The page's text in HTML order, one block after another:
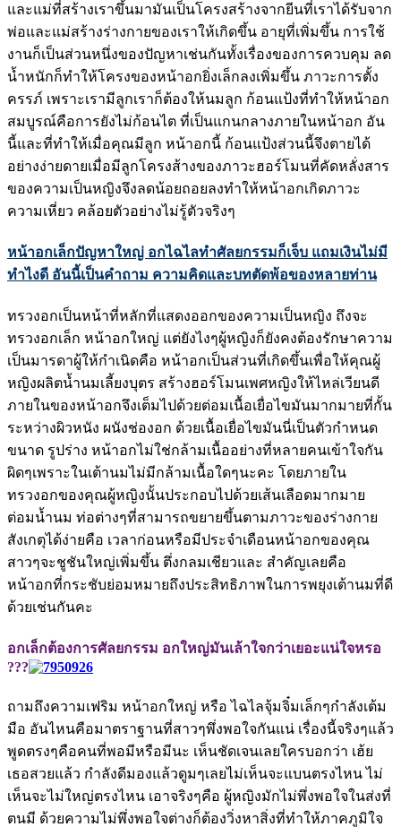
และแม่ที่สร้างเราขึ้นมามันเป็นโครงสร้างจากยีนที่เราได้รับจาก
พ่อและแม่สร้างร่างกายของเราให้เกิดขึ้น อายุที่เพิ่มขึ้น การใช้
งานก็เป็นส่วนหนึ่งของปัญหาเช่นกันทั้งเรื่องของการควบคุม ลด
น้ำหนักก็ทำให้โครงของหน้าอกยิ่งเล็กลงเพิ่มขึ้น ภาวะการตั้ง
ครรภ์ เพราะเรามีลูกเราก็ต้องให้นมลูก ก้อนแป้งที่ทำให้หน้าอก
สมบูรณ์คือการยังไม่ก้อนไต ที่เป็นแกนกลางภายในหน้าอก อัน
นี้และที่ทำให้เมื่อคุณมีลูก หน้าอกนี้ ก้อนแป้งส่วนนี้จึงตายได้
อย่างง่ายดายเมื่อมีลูกโครงส้างของภาวะฮอร์โมนที่คัดหลั่งสาร
ของความเป็นหญิงจึงลดน้อยถอยลงทำให้หน้าอกเกิดภาวะ
ความเหี่ยว คล้อยตัวอย่างไม่รู้ตัวจริงๆ
หน้าอกเล็กปัญหาใหญ่ อกไฉไลทำศัลยกรรมก็เจ็บ แถมเงินไม่มี
ทำไงดี อันนี้เป็นคำถาม ความคิดและบทตัดพ้อของหลายท่าน
ทรวงอกเป็นหน้าที่หลักที่แสดงออกของความเป็นหญิง ถึงจะ
ทรวงอกเล็ก หน้าอกใหญ่ แต่ยังไงๆผู้หญิงก็ยังคงต้องรักษาความ
เป็นมารดาผู้ให้กำเนิดคือ หน้าอกเป็นส่วนที่เกิดขึ้นเพื่อให้คุณผู้
หญิงผลิตน้ำนมเลี้ยงบุตร สร้างฮอร์โมนเพศหญิงให้ไหล่เวียนดี
ภายในของหน้าอกจึงเต็มไปด้วยต่อมเนื้อเยื่อไขมันมากมายที่กั้น
ระหว่างผิวหนัง ผนังช่องอก ด้วยเนื้อเยื่อไขมันนี่เป็นตัวกำหนด
ขนาด รูปร่าง หน้าอกไม่ใช่กล้ามเนื้ออย่างที่หลายคนเข้าใจกัน
ผิดๆเพราะในเต้านมไม่มีกล้ามเนื้อใดๆนะคะ โดยภายใน
ทรวงอกของคุณผู้หญิงนั้นประกอบไปด้วยเส้นเลือดมากมาย
ต่อมน้ำนม ท่อต่างๆที่สามารถขยายขึ้นตามภาวะของร่างกาย
สังเกตุได้ง่ายคือ เวลาก่อนหรือมีประจำเดือนหน้าอกของคุณ
สาวๆจะชูชันใหญ่เพิ่มขึ้น ตึ่งกลมเชียวและ สำคัญเลยคือ
หน้าอกที่กระชับย่อมหมายถึงประสิทธิภาพในการพยุงเต้านมที่ดี
ด้วยเช่นกันคะ
อกเล็กต้องการศัลยกรรม อกใหญ่มันเล้าใจกว่าเยอะแน่ใจหรอ
???
ถามถึงความเฟริม หน้าอกใหญ่ หรือ ไฉไลจุ้มจิ๋มเล็กๆกำลังเต้ม
มือ อันไหนคือมาตราฐานที่สาวๆพึ่งพอใจกันแน่ เรื่องนี้จริงๆแล้ว
พูดตรงๆคือคนที่พอมีหรือมีนะ เห็นชัดเจนเลยใครบอกว่า เฮ้ย
เธอสวยแล้ว กำลังดีมองแล้วดูมๆเลยไม่เห็นจะแบนตรงไหน ไม่
เห็นจะไม่ใหญ่ตรงไหน เอาจริงๆคือ ผู้หญิงมักไม่พึ่งพอใจในส่งที่
ตนมี ด้วยความไม่พึ่งพอใจต่างก็ต้องวิ่งหาสิ่งที่ทำให้ภาคภูมิใจ